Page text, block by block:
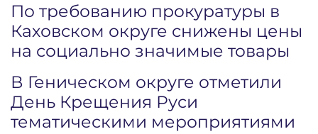
По требованию прокуратуры в
Каховском округе снижены цены
на социально значимые товары
В Геническом округе отметили
День Крещения Руси
тематическими мероприятиями